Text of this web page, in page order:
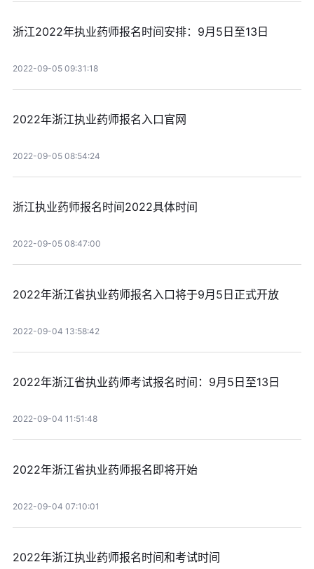
浙江2022年执业药师报名时间安排：9月5日至13日
2022-09-05 09:31:18
2022年浙江执业药师报名入口官网
2022-09-05 08:54:24
浙江执业药师报名时间2022具体时间
2022-09-05 08:47:00
2022年浙江省执业药师报名入口将于9月5日正式开放
2022-09-04 13:58:42
2022年浙江省执业药师考试报名时间：9月5日至13日
2022-09-04 11:51:48
2022年浙江省执业药师报名即将开始
2022-09-04 07:10:01
2022年浙江执业药师报名时间和考试时间